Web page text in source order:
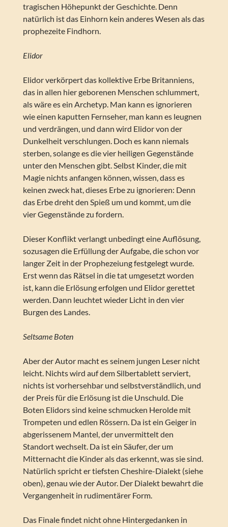
tragischen Höhepunkt der Geschichte. Denn
natürlich ist das Einhorn kein anderes Wesen als das
prophezeite Findhorn.
Elidor
Elidor verkörpert das kollektive Erbe Britanniens,
das in allen hier geborenen Menschen schlummert,
als wäre es ein Archetyp. Man kann es ignorieren
wie einen kaputten Fernseher, man kann es leugnen
und verdrängen, und dann wird Elidor von der
Dunkelheit verschlungen. Doch es kann niemals
sterben, solange es die vier heiligen Gegenstände
unter den Menschen gibt. Selbst Kinder, die mit
Magie nichts anfangen können, wissen, dass es
keinen zweck hat, dieses Erbe zu ignorieren: Denn
das Erbe dreht den Spieß um und kommt, um die
vier Gegenstände zu fordern.
Dieser Konflikt verlangt unbedingt eine Auflösung,
sozusagen die Erfüllung der Aufgabe, die schon vor
langer Zeit in der Prophezeiung festgelegt wurde.
Erst wenn das Rätsel in die tat umgesetzt worden
ist, kann die Erlösung erfolgen und Elidor gerettet
werden. Dann leuchtet wieder Licht in den vier
Burgen des Landes.
Seltsame Boten
Aber der Autor macht es seinem jungen Leser nicht
leicht. Nichts wird auf dem Silbertablett serviert,
nichts ist vorhersehbar und selbstverständlich, und
der Preis für die Erlösung ist die Unschuld. Die
Boten Elidors sind keine schmucken Herolde mit
Trompeten und edlen Rössern. Da ist ein Geiger in
abgerissenem Mantel, der unvermittelt den
Standort wechselt. Da ist ein Säufer, der um
Mitternacht die Kinder als das erkennt, was sie sind.
Natürlich spricht er tiefsten Cheshire-Dialekt (siehe
oben), genau wie der Autor. Der Dialekt bewahrt die
Vergangenheit in rudimentärer Form.
Das Finale findet nicht ohne Hintergedanken in